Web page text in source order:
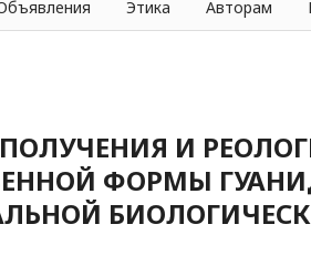
Этика Авторам
И
ФОРМЫ